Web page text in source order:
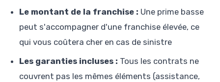
Le montant de la franchise : Une prime basse
peut s'accompagner d'une franchise élevée, ce
qui vous coûtera cher en cas de sinistre
Les garanties incluses : Tous les contrats ne
couvrent pas les mêmes éléments (assistance,